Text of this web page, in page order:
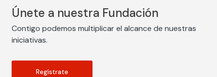
Únete a nuestra Fundación
Contigo podemos multiplicar el alcance de nuestras
iniciativas.
Regístrate